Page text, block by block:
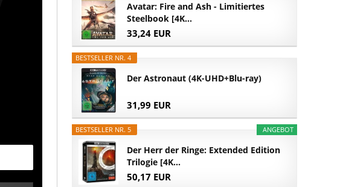
Avatar: Fire and Ash - Limitiertes
Steelbook [4K...
33,24 EUR
BESTSELLER NR. 4
Der Astronaut (4K-UHD+Blu-ray)
31,99 EUR
ANGEBOT
BESTSELLER NR. 5
Der Herr der Ringe: Extended Edition
Trilogie [4K...
50,17 EUR